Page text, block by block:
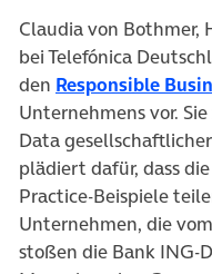
Claudia von Bothmer,
bei Telefónica
den Responsible
Unternehmens vor.
Data
plädiert dafür, dass
Practice-Beispiele
Unternehmen, die
stoßen die Bank ING-